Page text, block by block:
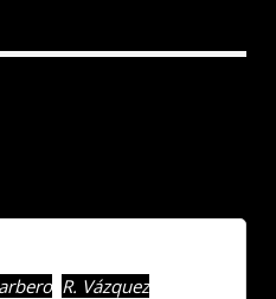
R. Vázquez